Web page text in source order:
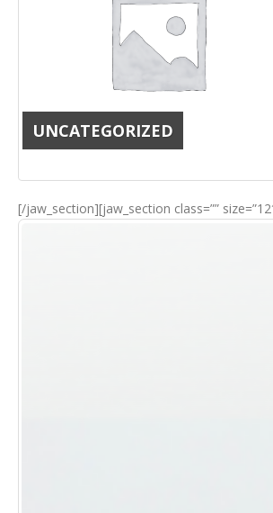
UNCATEGORIZED
[/jaw_section][jaw_section class=””